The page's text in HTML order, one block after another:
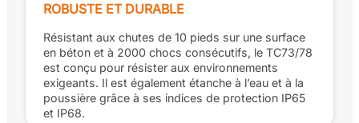
ROBUSTE ET DURABLE
Résistant aux chutes de 10 pieds sur une surface
en béton et à 2000 chocs consécutifs, le TC73/78
est conçu pour résister aux environnements
exigeants. Il est également étanche à l’eau et à la
poussière grâce à ses indices de protection IP65
et IP68.